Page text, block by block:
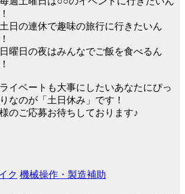
土日の連休で趣味の旅行に行きたいん
日曜日の夜はみんなでご飯を食べるん
イベートも大事にしたいあなたにぴっ
なのが「土日休み」です！
のご応募お待ちしております♪
ク 機械操作・製造補助